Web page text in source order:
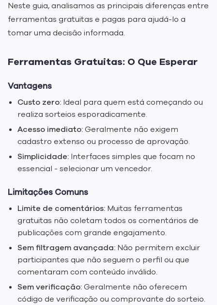
Neste guia, analisamos as principais diferenças entre
ferramentas gratuitas e pagas para ajudá-lo a
tomar uma decisão informada.
Ferramentas Gratuitas: O Que Esperar
Vantagens
Custo zero: Ideal para quem está começando ou
realiza sorteios esporadicamente.
Acesso imediato:Geralmente não exigem
cadastro extenso ou processo de aprovação.
Simplicidade: Interfaces simples que focam no
essencial - selecionar um vencedor.
Limitações Comuns
Limite de comentários: Muitas ferramentas
gratuitas não coletam todos os comentários de
publicações com grande engajamento.
Sem filtragem avançada: Não permitem excluir
participantes que não seguem o perfil ou que
comentaram com conteúdo inválido.
Sem verificação:Geralmente não oferecem
código de verificação ou comprovante do sorteio.